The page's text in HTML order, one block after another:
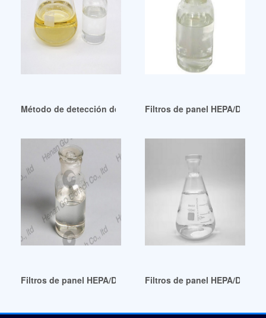
Método de detección de fugas con filtro HEPA DOP en
Filtros de panel HEPA/DOP/
Filtros de panel HEPA/DOP/ASHRAE de alto rendimiento
Filtros de panel HEPA/DOP/